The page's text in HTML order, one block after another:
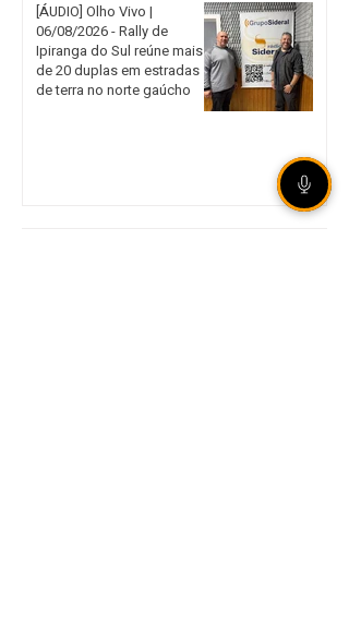
[ÁUDIO] Olho Vivo |
06/08/2026 - Rally de
Ipiranga do Sul reúne mais
de 20 duplas em estradas
de terra no norte gaúcho